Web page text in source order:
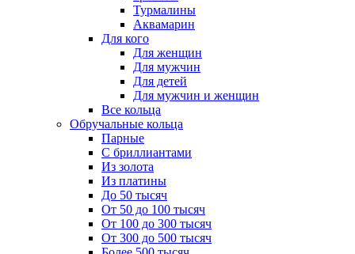
Турмалины
Аквамарин
Для кого
Для женщин
Для мужчин
Для детей
Для мужчин и женщин
Все кольца
Обручальные кольца
Парные
С бриллиантами
Из золота
Из платины
До 50 тысяч
От 50 до 100 тысяч
От 100 до 300 тысяч
От 300 до 500 тысяч